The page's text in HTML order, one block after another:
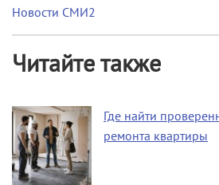
Новости СМИ2
Читайте также
Где найти
ремонта квартиры